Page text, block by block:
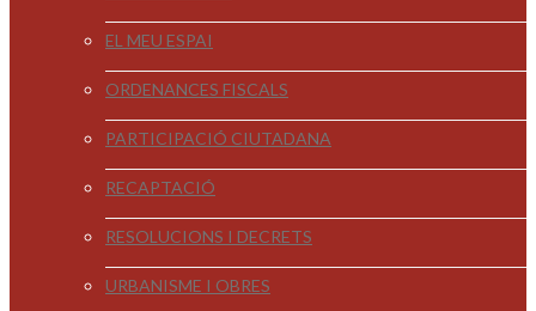
EL MEU ESPAI
ORDENANCES FISCALS
PARTICIPACIÓ CIUTADANA
RECAPTACIÓ
RESOLUCIONS I DECRETS
URBANISME I OBRES